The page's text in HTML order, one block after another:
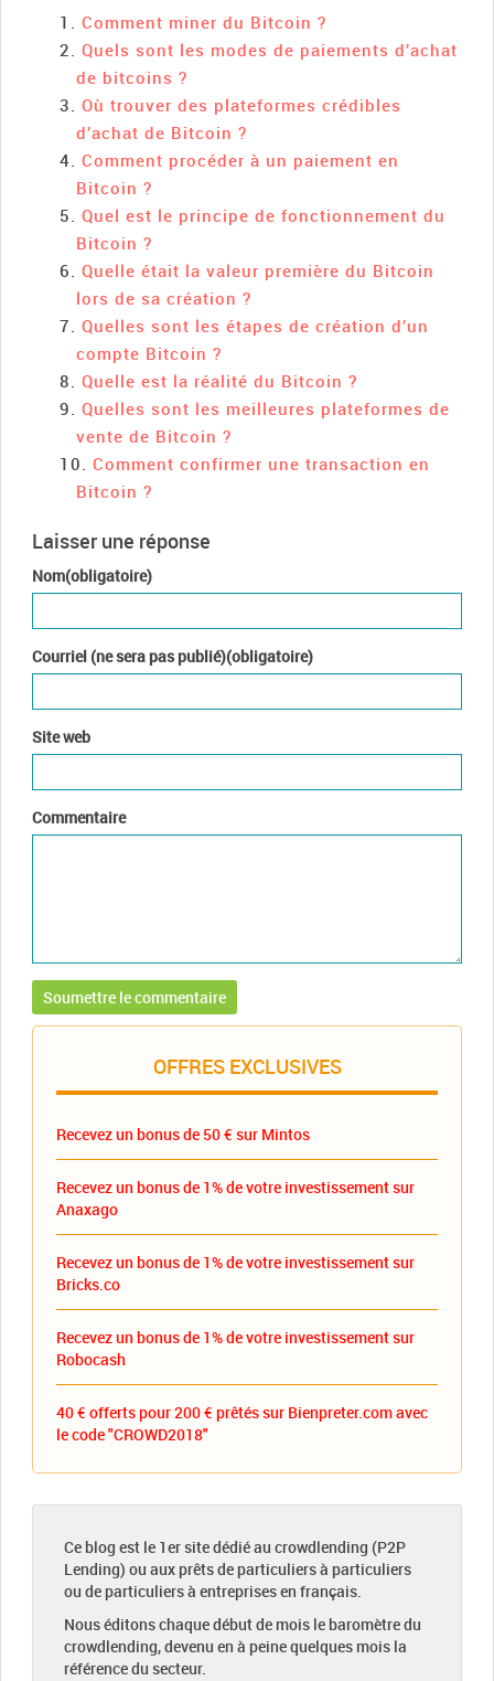
Comment miner du Bitcoin ?
Quels sont les modes de paiements d’achat
de bitcoins ?
Où trouver des plateformes crédibles
d’achat de Bitcoin ?
Comment procéder à un paiement en
Bitcoin ?
Quel est le principe de fonctionnement du
Bitcoin ?
Quelle était la valeur première du Bitcoin
lors de sa création ?
Quelles sont les étapes de création d’un
compte Bitcoin ?
Quelle est la réalité du Bitcoin ?
Quelles sont les meilleures plateformes de
vente de Bitcoin ?
Comment confirmer une transaction en
Bitcoin ?
Laisser une réponse
Nom(obligatoire)
Courriel (ne sera pas publié)(obligatoire)
Site web
Commentaire
OFFRES EXCLUSIVES
Recevez un bonus de 50 € sur Mintos
Recevez un bonus de 1% de votre investissement sur
Anaxago
Recevez un bonus de 1% de votre investissement sur
Bricks.co
Recevez un bonus de 1% de votre investissement sur
Robocash
40 € offerts pour 200 € prêtés sur Bienpreter.com avec
le code "CROWD2018"
Ce blog est le 1er site dédié au crowdlending (P2P
Lending) ou aux prêts de particuliers à particuliers
ou de particuliers à entreprises en français.
Nous éditons chaque début de mois le baromètre du
crowdlending, devenu en à peine quelques mois la
référence du secteur.